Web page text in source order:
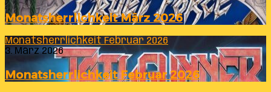
Monatsherrlichkeit März 2026
Monatsherrlichkeit Februar 2026
3. März 2026
Monatsherrlichkeit Februar 2026